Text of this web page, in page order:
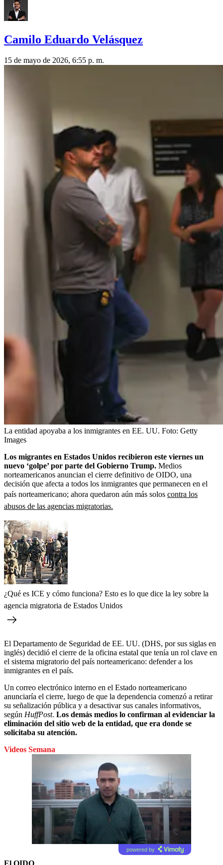
Camilo Eduardo Velásquez
15 de mayo de 2026, 6:55 p. m.
La entidad apoyaba a los inmigrantes en EE. UU. Foto: Getty
Images
Los migrantes en Estados Unidos recibieron este viernes un
nuevo ‘golpe’ por parte del Gobierno Trump. Medios
norteamericanos anuncian el cierre definitivo de OIDO, una
decisión que afecta a todos los inmigrantes que permanecen en el
país norteamericano; ahora quedaron aún más solos contra los
abusos de las agencias migratorias.
¿Qué es ICE y cómo funciona? Esto es lo que dice la ley sobre la
agencia migratoria de Estados Unidos
El Departamento de Seguridad de EE. UU. (DHS, por sus siglas en
inglés) decidió el cierre de la oficina estatal que tenía un rol clave en
el sistema migratorio del país norteamericano: defender a los
inmigrantes en el país.
Un correo electrónico interno en el Estado norteamericano
anunciaría el cierre, luego de que la dependencia comenzó a retirar
su señalización pública y a desactivar sus canales informativos,
según HuffPost. Los demás medios lo confirman al evidenciar la
eliminación del sitio web de la entidad, que era donde se
solicitaba su atención.
Videos Semana
powered by